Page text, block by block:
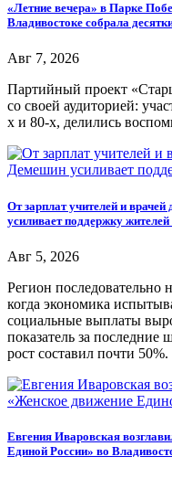
«Летние вечера» в Парке
Владивостоке собрала
Авг 7, 2026
Партийный проект
со своей аудиторией:
х и 80-х, делились
От зарплат учителей и
усиливает поддержку
Авг 5, 2026
Регион
когда экономика
социальные выплаты
показатель за последние
рост составил почти
Евгения Иваровская
Единой России» во